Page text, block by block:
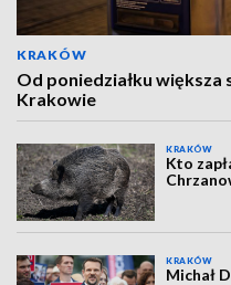
KRAKÓW
Od poniedziałku
Krakowie
KRAKÓW
Kto
KRAKÓW
Michał